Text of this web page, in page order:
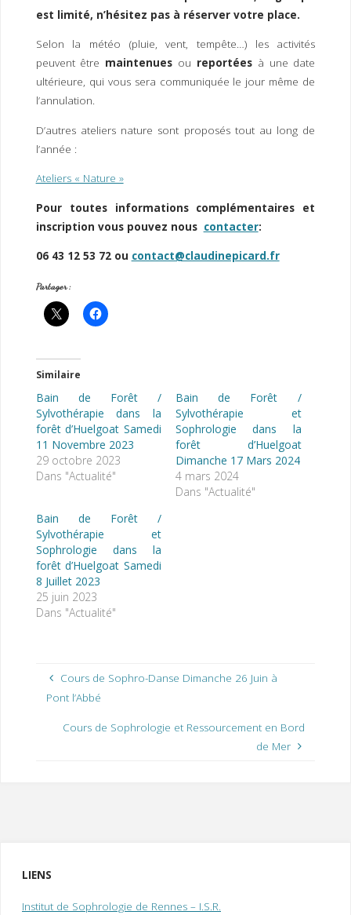
est limité, n’hésitez pas à réserver votre place.
Selon la météo (pluie, vent, tempête…) les activités
peuvent être maintenues ou reportéesà une date
ultérieure, qui vous sera communiquée le jour même de
l’annulation.
D’autres ateliers nature sont proposés tout au long de
l’année :
Ateliers « Nature »
Pour toutes informations complémentaires et
inscription vous pouvez nous contacter:
06 43 12 53 72 ou contact@claudinepicard.fr
Partager :
Similaire
Bain de Forêt /
Sylvothérapie dans la
forêt d’Huelgoat Samedi
11 Novembre 2023
29 octobre 2023
Dans "Actualité"
Bain de Forêt /
Sylvothérapie et
Sophrologie dans la
forêt d’Huelgoat
Dimanche 17 Mars 2024
4 mars 2024
Dans "Actualité"
Bain de Forêt /
Sylvothérapie et
Sophrologie dans la
forêt d’Huelgoat Samedi
8 Juillet 2023
25 juin 2023
Dans "Actualité"
Cours de Sophro-Danse Dimanche 26 Juin à
Pont l’Abbé
Cours de Sophrologie et Ressourcement en Bord
de Mer
LIENS
Institut de Sophrologie de Rennes – I.S.R.